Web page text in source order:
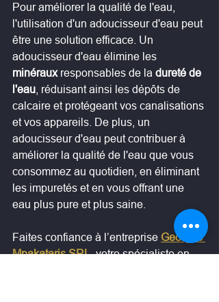
Pour améliorer la qualité de l'eau,
l'utilisation d'un adoucisseur d'eau peut
être une solution efficace. Un
adoucisseur d'eau élimine les
minéraux responsables de la dureté de
l'eau , réduisant ainsi les dépôts de
calcaire et protégeant vos canalisations
et vos appareils. De plus, un
adoucisseur d'eau peut contribuer à
améliorer la qualité de l'eau que vous
consommez au quotidien, en éliminant
les impuretés et en vous offrant une
eau plus pure et plus saine.
Faites confiance à l’entreprise Georges
Mpakataris SRL, votre spécialiste en